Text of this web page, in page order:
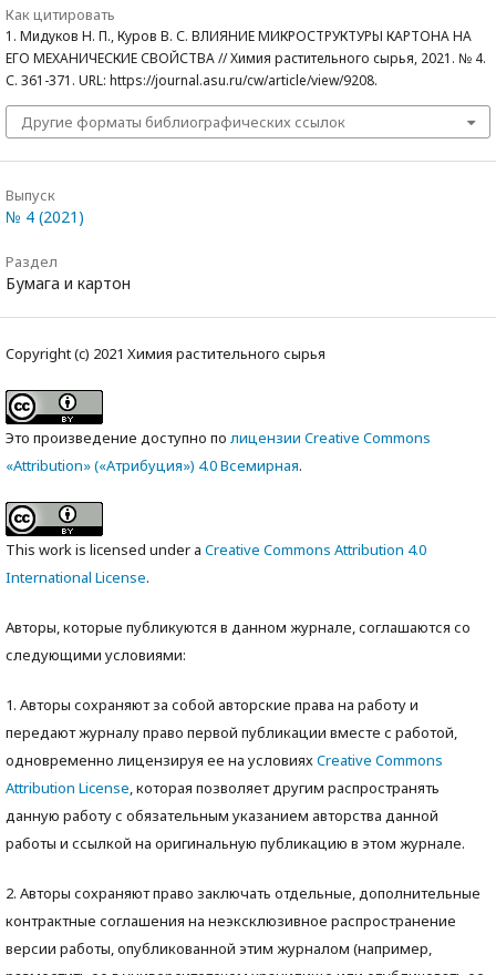
Как цитировать
1. Мидуков Н. П., Куров В. С. ВЛИЯНИЕ МИКРОСТРУКТУРЫ КАРТОНА НА
ЕГО МЕХАНИЧЕСКИЕ СВОЙСТВА // Химия растительного сырья, 2021. № 4.
С. 361-371. URL: https://journal.asu.ru/cw/article/view/9208.
Другие форматы библиографических ссылок
Выпуск
№ 4 (2021)
Раздел
Бумага и картон
Copyright (c) 2021 Химия растительного сырья
Это произведение доступно по лицензии Creative Commons
«Attribution» («Атрибуция») 4.0 Всемирная.
This work is licensed under a Creative Commons Attribution 4.0
International License.
Авторы, которые публикуются в данном журнале, соглашаются со
следующими условиями:
1. Авторы сохраняют за собой авторские права на работу и
передают журналу право первой публикации вместе с работой,
одновременно лицензируя ее на условияхCreative Commons
Attribution License, которая позволяет другим распространять
данную работу с обязательным указанием авторства данной
работы и ссылкой на оригинальную публикацию в этом журнале.
2. Авторы сохраняют право заключать отдельные, дополнительные
контрактные соглашения на неэксклюзивное распространение
версии работы, опубликованной этим журналом (например,